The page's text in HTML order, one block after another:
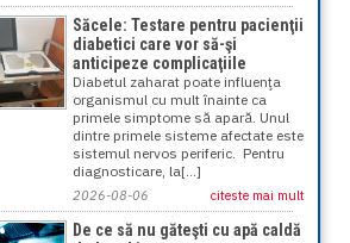
Săcele: Testare pentru pacienţii
diabetici care vor să-şi
anticipeze complicaţiile
Diabetul zaharat poate influenţa
organismul cu mult înainte ca
primele simptome să apară. Unul
dintre primele sisteme afectate este
sistemul nervos periferic. Pentru
diagnosticare, la[...]
2026-08-06 citeste mai mult
De ce să nu găteşti cu apă caldă